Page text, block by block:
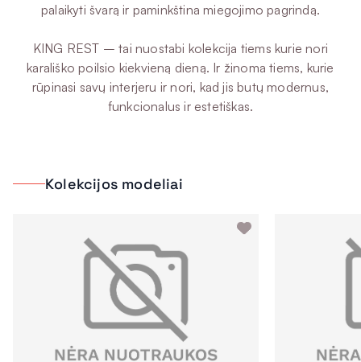
palaikyti švarą ir paminkština miegojimo pagrindą.
KING REST – tai nuostabi kolekcija tiems kurie nori
karališko poilsio kiekvieną dieną. Ir žinoma tiems, kurie
rūpinasi savų interjeru ir nori, kad jis butų modernus,
funkcionalus ir estetiškas.
Kolekcijos modeliai